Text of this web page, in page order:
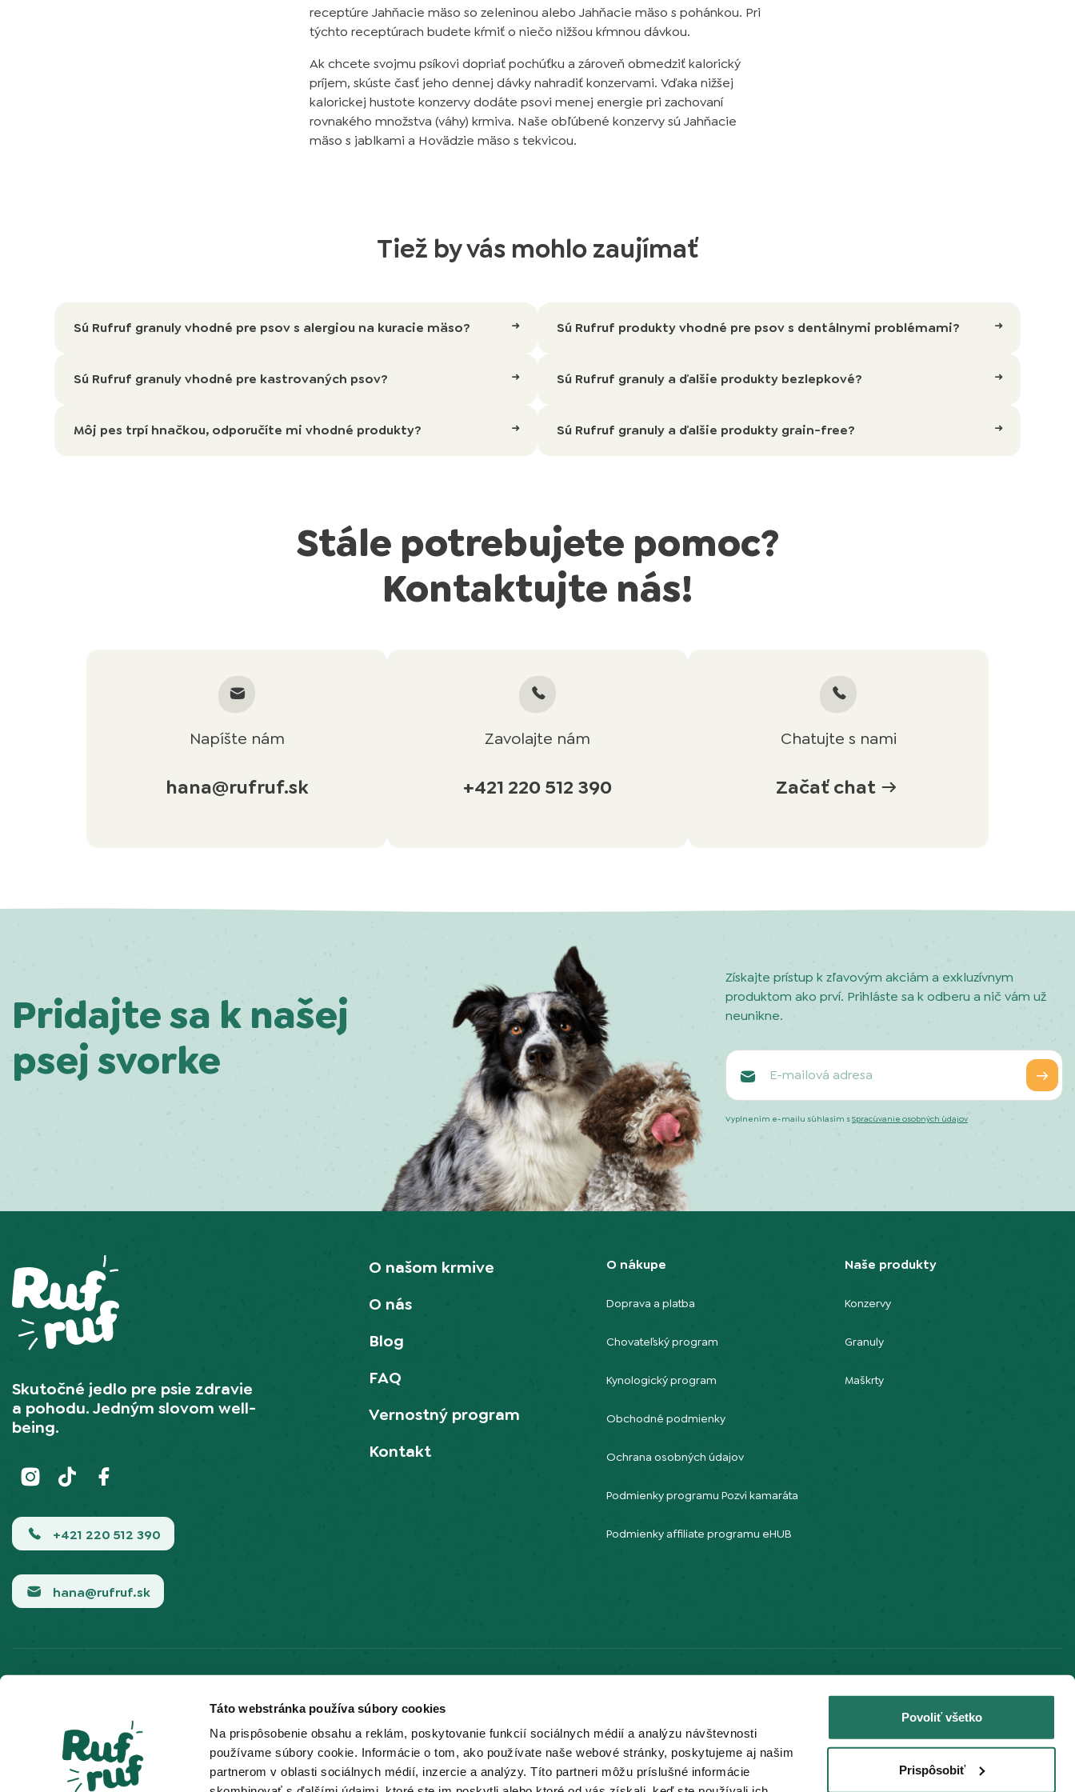
Táto webstránka používa súbory cookies
Na prispôsobenie obsahu a reklám, poskytovanie funkcií sociálnych médií a analýzu návštevnosti
používame súbory cookie. Informácie o tom, ako používate naše webové stránky, poskytujeme aj našim
partnerom v oblasti sociálnych médií, inzercie a analýzy. Títo partneri môžu príslušné informácie
Povoliť všetko
Prispôsobiť
receptúre Jahňacie mäso so zeleninou alebo Jahňacie mäso s pohánkou. Pri
týchto receptúrach budete kŕmiť o niečo nižšou kŕmnou dávkou.
Ak chcete svojmu psíkovi dopriať pochúťku a zároveň obmedziť kalorický
príjem, skúste časť jeho dennej dávky nahradiť konzervami. Vďaka nižšej
kalorickej hustote konzervy dodáte psovi menej energie pri zachovaní
rovnakého množstva (váhy) krmiva. Naše obľúbené konzervy sú Jahňacie
mäso s jablkami a Hovädzie mäso s tekvicou.
Tiež by vás mohlo zaujímať
Sú Rufruf granuly vhodné pre psov s alergiou na kuracie mäso? Sú Rufruf produkty vhodné pre psov s dentálnymi problémami?
Sú Rufruf granuly vhodné pre kastrovaných psov? Sú Rufruf granuly a ďalšie produkty bezlepkové?
Môj pes trpí hnačkou, odporučíte mi vhodné produkty? Sú Rufruf granuly a ďalšie produkty grain-free?
Stále potrebujete pomoc?
Kontaktujte nás!
Napíšte nám
hana@rufruf.sk
Zavolajte nám
+421 220 512 390
Chatujte s nami
Začať chat
Pridajte sa k našej
psej svorke
Získajte prístup k zľavovým akciám a exkluzívnym
produktom ako prví. Prihláste sa k odberu a nič vám už
neunikne.
Vyplnením e-mailu súhlasím sSpracúvanie osobných údajov
Skutočné jedlo pre psie zdravie
a pohodu. Jedným slovom well-
being.
+421 220 512 390
hana@rufruf.sk
O našom krmive
O nás
Blog
FAQ
Vernostný program
Kontakt
O nákupe
Doprava a platba
Chovateľský program
Kynologický program
Obchodné podmienky
Ochrana osobných údajov
Podmienky programu Pozvi kamaráta
Podmienky affiliate programu eHUB
Naše produkty
Konzervy
Granuly
Maškrty